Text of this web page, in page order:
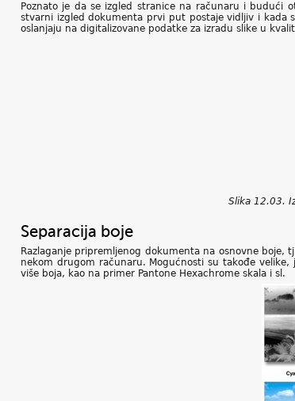
Poznato je da se izgled stranice na računaru i budući
stvarni izgled dokumenta prvi put postaje vidljiv i kada
oslanjaju na digitalizovane podatke za izradu slike u
Slika 12.03.
Separacija boje
Razlaganje pripremljenog dokumenta na osnovne
nekom drugom računaru. Mogućnosti su takođe
više boja, kao na primer Pantone Hexachrome skala i sl.